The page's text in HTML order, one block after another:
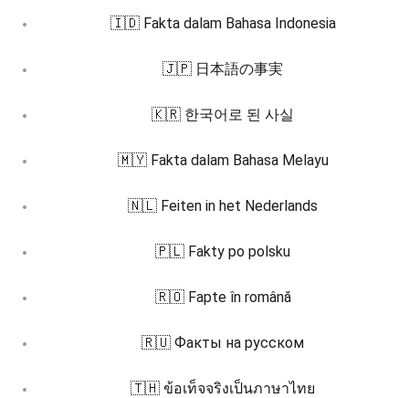
🇮🇩 Fakta dalam Bahasa Indonesia
🇯🇵 日本語の事実
🇰🇷 한국어로 된 사실
🇲🇾 Fakta dalam Bahasa Melayu
🇳🇱 Feiten in het Nederlands
🇵🇱 Fakty po polsku
🇷🇴 Fapte în română
🇷🇺 Факты на русском
🇹🇭 ข้อเท็จจริงเป็นภาษาไทย